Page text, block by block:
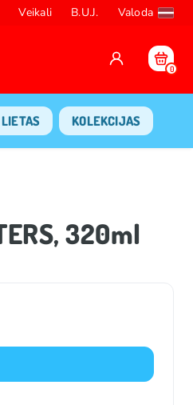
Veikali B.U.J. Valoda
0
LIETAS KOLEKCIJAS
320ml